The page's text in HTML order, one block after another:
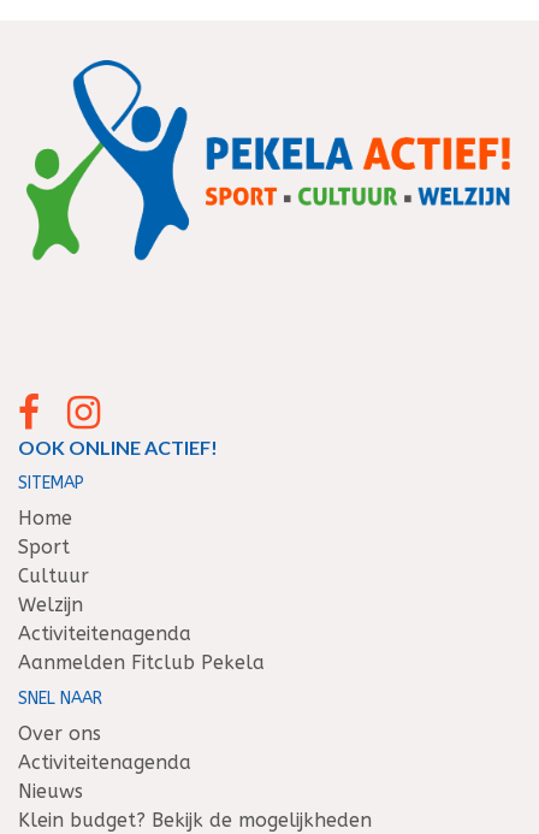
OOK ONLINE ACTIEF!
SITEMAP
Home
Sport
Cultuur
Welzijn
Activiteitenagenda
Aanmelden Fitclub Pekela
SNEL NAAR
Over ons
Activiteitenagenda
Nieuws
Klein budget? Bekijk de mogelijkheden